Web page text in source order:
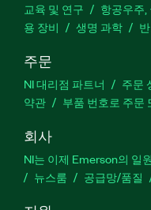
교육 및 연구 항공우주,
용 장비
생명 과학
주문
NI 대리점 파트너 주문
약관
부품 번호로 주문
회사
NI는 이제 Emerson의 일
뉴스룸
공급망/품질